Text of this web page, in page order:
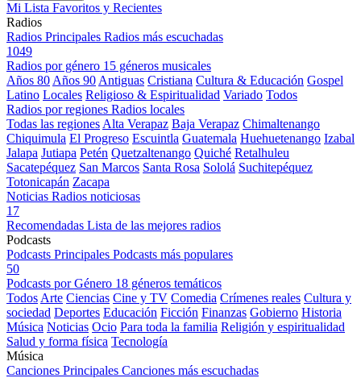
Mi Lista Favoritos y Recientes
Radios
Radios Principales Radios más escuchadas
1049
Radios por género 15 géneros musicales
Años 80 Años 90 Antiguas Cristiana Cultura & Educación Gospel
Latino Locales Religioso & Espiritualidad Variado Todos
Radios por regiones Radios locales
Todas las regiones Alta Verapaz Baja Verapaz Chimaltenango
Chiquimula El Progreso Escuintla Guatemala Huehuetenango Izabal
Jalapa Jutiapa Petén Quetzaltenango Quiché Retalhuleu
Sacatepéquez San Marcos Santa Rosa Sololá Suchitepéquez
Totonicapán Zacapa
Noticias Radios noticiosas
17
Recomendadas Lista de las mejores radios
Podcasts
Podcasts Principales Podcasts más populares
50
Podcasts por Género 18 géneros temáticos
Todos Arte Ciencias Cine y TV Comedia Crímenes reales Cultura y
sociedad Deportes Educación Ficción Finanzas Gobierno Historia
Música Noticias Ocio Para toda la familia Religión y espiritualidad
Salud y forma física Tecnología
Música
Canciones Principales Canciones más escuchadas